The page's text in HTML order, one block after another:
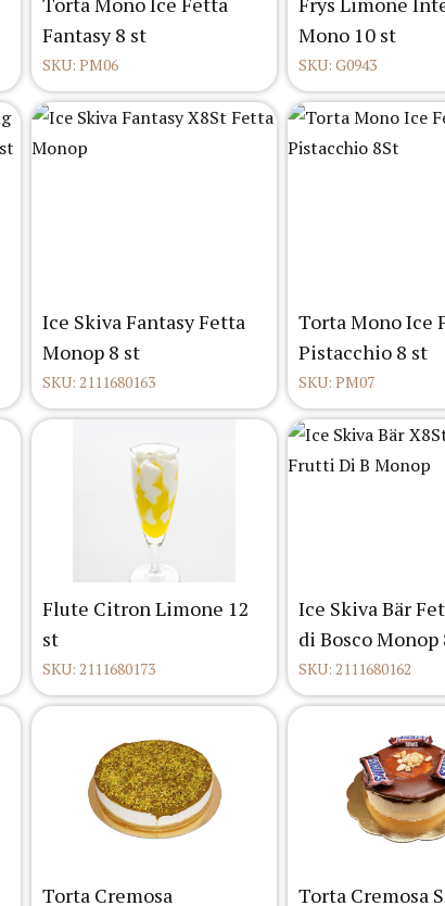
Fantasy 8 st
SKU: PM06
Mono 10 st
SKU: G0943
Ice Skiva Fantasy Fetta
Monop 8 st
SKU: 2111680163
Torta Mono Ice
Pistacchio 8 st
SKU: PM07
Flute Citron Limone 12
st
SKU: 2111680173
Ice Skiva Bär
di Bosco Monop
SKU: 2111680162
Torta Cremosa
Torta Cremosa